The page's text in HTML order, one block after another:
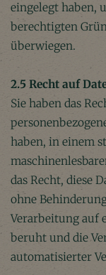
eingelegt haben,
berechtigten
überwiegen.
2.5 Recht auf
Sie haben das
haben, in einem
das Recht, diese
ohne
Verarbeitung auf
beruht und die
automatisierter